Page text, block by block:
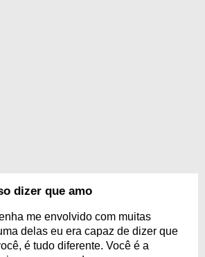
dizer que amo
me envolvido com muitas
delas eu era capaz de dizer que
é tudo diferente. Você é a